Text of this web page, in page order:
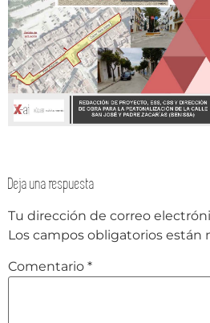
Deja una respuesta
Tu dirección de correo
Los campos obligatorios están
Comentario *